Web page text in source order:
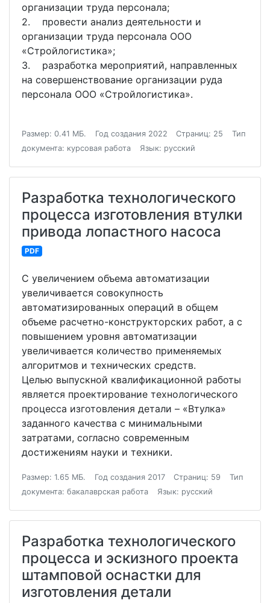
организации труда персонала;
2. провести анализ деятельности и
организации труда персонала ООО
«Стройлогистика»;
3. разработка мероприятий, направленных
на совершенствование организации руда
персонала ООО «Стройлогистика».
Размер: 0.41 МБ. Год создания 2022 Страниц: 25
Тип
документа: курсовая работа
Язык: русский
Разработка технологического
процесса изготовления втулки
привода лопастного насоса
PDF
С увеличением объема автоматизации
увеличивается совокупность
автоматизированных операций в общем
объеме расчетно-конструкторских работ, а с
повышением уровня автоматизации
увеличивается количество применяемых
алгоритмов и технических средств.
Целью выпускной квалификационной работы
является проектирование технологического
процесса изготовления детали – «Втулка»
заданного качества с минимальными
затратами, согласно современным
достижениям науки и техники.
Размер: 1.65 МБ. Год создания 2017 Страниц: 59
Тип
документа: бакалаврская работа
Язык: русский
Разработка технологического
процесса и эскизного проекта
штамповой оснастки для
изготовления детали